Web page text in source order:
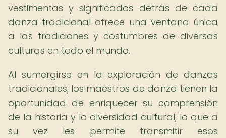
vestimentas y significados detrás de cada
danza tradicional ofrece una ventana única
a las tradiciones y costumbres de diversas
culturas en todo el mundo.
Al sumergirse en la exploración de danzas
tradicionales, los maestros de danza tienen la
oportunidad de enriquecer su comprensión
de la historia y la diversidad cultural, lo que a
su vez les permite transmitir esos